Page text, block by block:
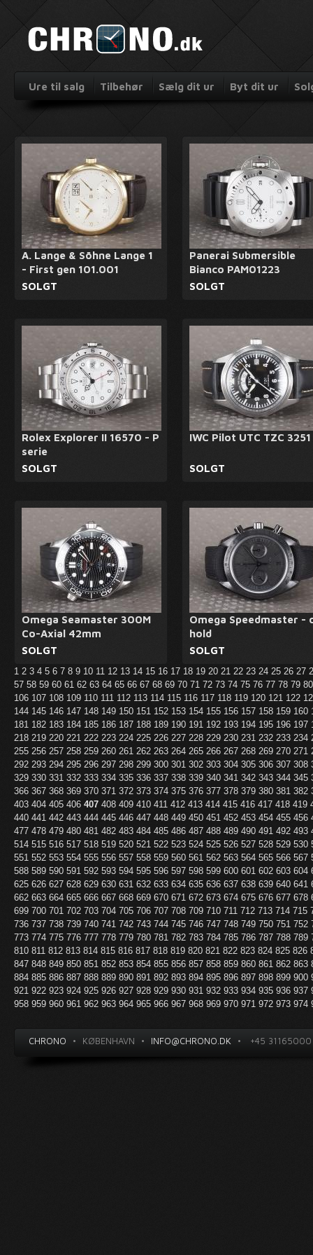
Ure til salg Tilbehør Sælg dit ur Byt dit ur
A. Lange & Söhne Lange 1
- First gen 101.001
SOLGT
Panerai Submersible
Bianco PAM01223
SOLGT
Rolex Explorer II 16570 - P
serie
SOLGT
IWC Pilot UTC TZC 3251
SOLGT
Omega Seamaster 300M
Co-Axial 42mm
SOLGT
Omega Speedmaster -
hold
SOLGT
1 2 3 4 5 6 7 8 9 10 11 12 13 14 15 16 17 18 19 20 21 22 23 24 25 26 27
57 58 59 60 61 62 63 64 65 66 67 68 69 70 71 72 73 74 75 76 77 78 79
106 107 108 109 110 111 112 113 114 115 116 117 118 119 120 121 122
144 145 146 147 148 149 150 151 152 153 154 155 156 157 158 159 160
181 182 183 184 185 186 187 188 189 190 191 192 193 194 195 196 197
218 219 220 221 222 223 224 225 226 227 228 229 230 231 232 233 234
255 256 257 258 259 260 261 262 263 264 265 266 267 268 269 270 271
292 293 294 295 296 297 298 299 300 301 302 303 304 305 306 307 308
329 330 331 332 333 334 335 336 337 338 339 340 341 342 343 344 345
366 367 368 369 370 371 372 373 374 375 376 377 378 379 380 381 382
403 404 405 406 407 408 409 410 411 412 413 414 415 416 417 418 419
440 441 442 443 444 445 446 447 448 449 450 451 452 453 454 455 456
477 478 479 480 481 482 483 484 485 486 487 488 489 490 491 492 493
514 515 516 517 518 519 520 521 522 523 524 525 526 527 528 529 530
551 552 553 554 555 556 557 558 559 560 561 562 563 564 565 566 567
588 589 590 591 592 593 594 595 596 597 598 599 600 601 602 603 604
625 626 627 628 629 630 631 632 633 634 635 636 637 638 639 640 641
662 663 664 665 666 667 668 669 670 671 672 673 674 675 676 677 678
699 700 701 702 703 704 705 706 707 708 709 710 711 712 713 714 715
736 737 738 739 740 741 742 743 744 745 746 747 748 749 750 751 752
773 774 775 776 777 778 779 780 781 782 783 784 785 786 787 788 789
810 811 812 813 814 815 816 817 818 819 820 821 822 823 824 825 826
847 848 849 850 851 852 853 854 855 856 857 858 859 860 861 862 863
884 885 886 887 888 889 890 891 892 893 894 895 896 897 898 899 900
921 922 923 924 925 926 927 928 929 930 931 932 933 934 935 936 937
958 959 960 961 962 963 964 965 966 967 968 969 970 971 972 973 974
CHRONO • KØBENHAVN • INFO@CHRONO.DK • +45 31165000